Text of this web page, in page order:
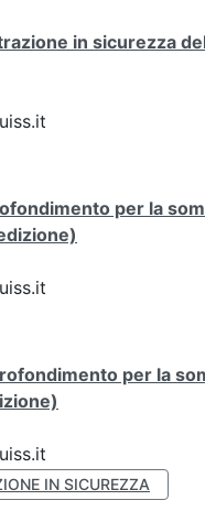
in sicurezza
per la
per la
IN SICUREZZA